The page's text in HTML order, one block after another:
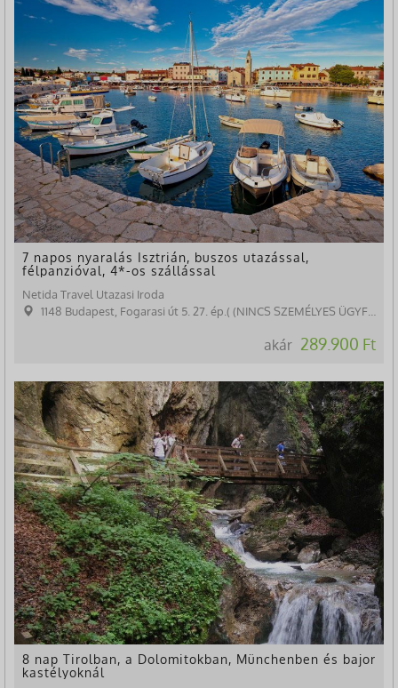
7 napos nyaralás Isztrián, buszos utazással,
félpanzióval, 4*-os szállással
Netida Travel Utazasi Iroda
1148 Budapest, Fogarasi út 5. 27. ép.( (NINCS SZEMÉLYES ÜGYFÉLFOGADÁS)
akár 289.900 Ft
8 nap Tirolban, a Dolomitokban, Münchenben és bajor
kastélyoknál